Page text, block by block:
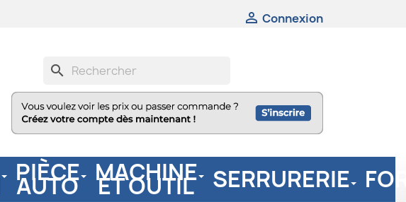
 Connexion
search
PIÈCE
AUTO MACHINE
ET OUTIL SERRURERIE